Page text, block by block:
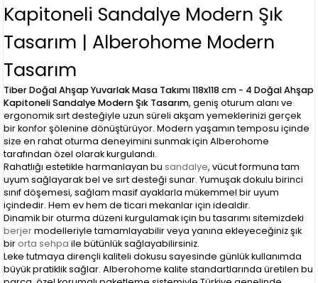
Kapitoneli Sandalye Modern Şık
Tasarım | Alberohome Modern
Tasarım
Tiber Doğal Ahşap Yuvarlak Masa Takımı 118x118 cm - 4 Doğal Ahşap
Kapitoneli Sandalye Modern Şık Tasarım, geniş oturum alanı ve
ergonomik sırt desteğiyle uzun süreli akşam yemeklerinizi gerçek
bir konfor şölenine dönüştürüyor. Modern yaşamın temposu içinde
size en rahat oturma deneyimini sunmak için Alberohome
tarafından özel olarak kurgulandı.
Rahatlığı estetikle harmanlayan busandalye, vücut formuna tam
uyum sağlayarak bel ve sırt desteği sunar. Yumuşak dokulu birinci
sınıf döşemesi, sağlam masif ayaklarla mükemmel bir uyum
içindedir. Hem ev hem de ticari mekanlar için idealdir.
Dinamik bir oturma düzeni kurgulamak için bu tasarımı sitemizdeki
berjermodelleriyle tamamlayabilir veya yanına ekleyeceğiniz şık
birorta sehpa ile bütünlük sağlayabilirsiniz.
Leke tutmaya dirençli kaliteli dokusu sayesinde günlük kullanımda
büyük pratiklik sağlar. Alberohome kalite standartlarında üretilen bu